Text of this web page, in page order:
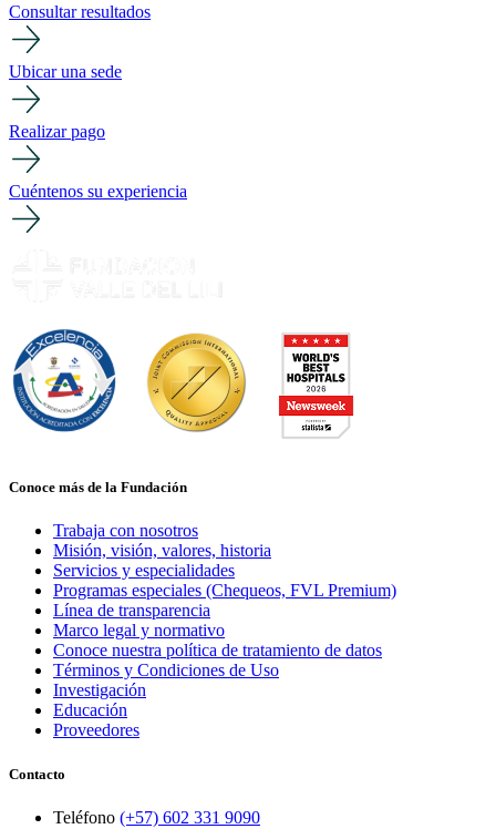
Consultar resultados
Ubicar una sede
Realizar pago
Cuéntenos su experiencia
Conoce más de la Fundación
Trabaja con nosotros
Misión, visión, valores, historia
Servicios y especialidades
Programas especiales (Chequeos, FVL Premium)
Línea de transparencia
Marco legal y normativo
Conoce nuestra política de tratamiento de datos
Términos y Condiciones de Uso
Investigación
Educación
Proveedores
Contacto
Teléfono (+57) 602 331 9090